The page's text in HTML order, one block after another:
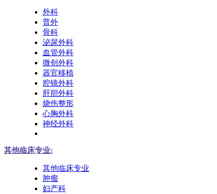
外科
普外
骨科
泌尿外科
血管外科
微创外科
器官移植
腔镜外科
肝胆外科
烧伤整形
心胸外科
神经外科
其他临床专业:
其他临床专业
肿瘤
妇产科